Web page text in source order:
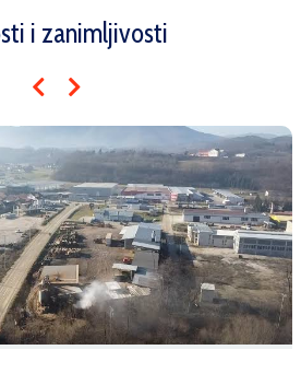
i zanimljivosti